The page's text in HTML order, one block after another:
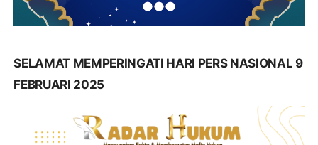
SELAMAT MEMPERINGATI HARI PERS NASIONAL 9
FEBRUARI 2025